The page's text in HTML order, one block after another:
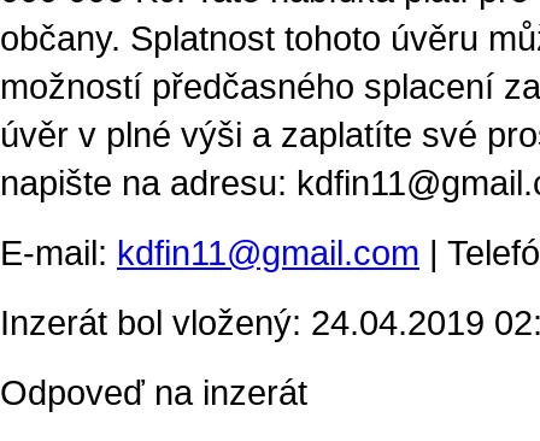
občany. Splatnost tohoto úvěru
možností předčasného splacení
úvěr v plné výši a zaplatíte své
napište na adresu:
E-mail: kdfin11@gmail.com |
Inzerát bol vložený: 24.04.2019
Odpoveď na inzerát